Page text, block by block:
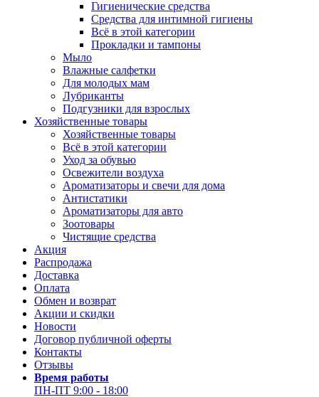
Гигиенические средства
Средства для интимной гигиены
Всё в этой категории
Прокладки и тампоны
Мыло
Влажные салфетки
Для молодых мам
Лубриканты
Подгузники для взрослых
Хозяйственные товары
Хозяйственные товары
Всё в этой категории
Уход за обувью
Освежители воздуха
Ароматизаторы и свечи для дома
Антистатики
Ароматизаторы для авто
Зоотовары
Чистящие средства
Акция
Распродажа
Доставка
Оплата
Обмен и возврат
Акции и скидки
Новости
Договор публичной оферты
Контакты
Отзывы
Время работы
ПН-ПТ 9:00 - 18:00